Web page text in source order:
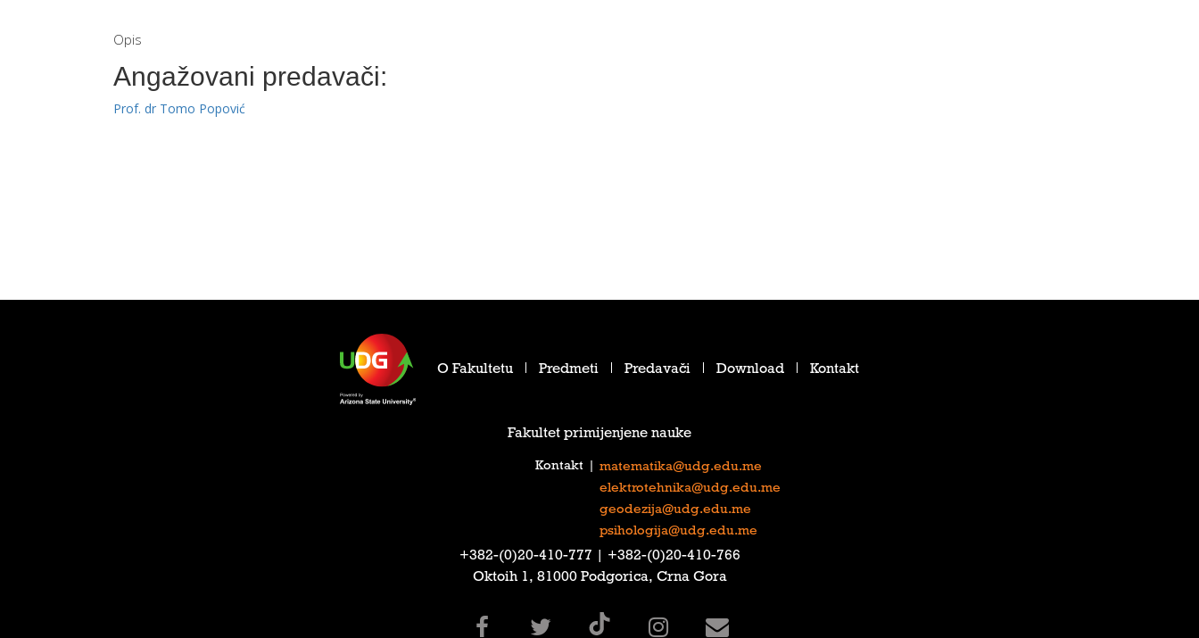
Opis
Angažovani predavači:
Prof. dr Tomo Popović
O Fakultetu Predmeti Predavači Download Kontakt
Fakultet primijenjene nauke
Kontakt
matematika@udg.edu.me
elektrotehnika@udg.edu.me
geodezija@udg.edu.me
psihologija@udg.edu.me
‎+382-(0)20-410-777‎ | ‎+382-(0)20-410-766‎
Oktoih 1, 81000 Podgorica, Crna Gora